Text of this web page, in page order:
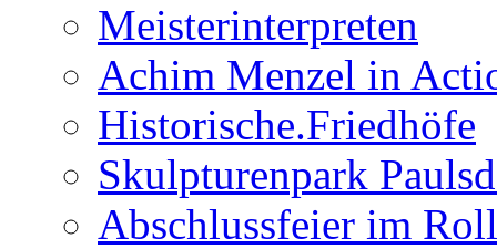
Meisterinterpreten
Achim Menzel in
Historische.Friedhöfe
Skulpturenpark
Abschlussfeier im